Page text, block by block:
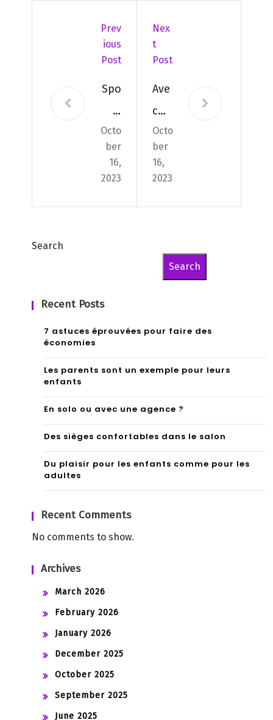
Prev
Ious
Post
Spo
rt
et
rtis
Octo
ber
16,
2023
Nex
T
Post
Ave
c
une
e à
Octo
ber
16,
2023
Search
Search
Recent Posts
7 astuces éprouvées pour faire des
économies
Les parents sont un exemple pour leurs
enfants
En solo ou avec une agence ?
Des sièges confortables dans le salon
Du plaisir pour les enfants comme pour les
adultes
Recent Comments
No comments to show.
Archives
March 2026
February 2026
January 2026
December 2025
October 2025
September 2025
June 2025